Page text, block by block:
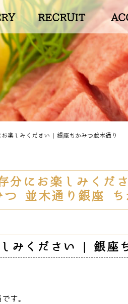
RECRUIT
楽しみください | 銀座ちかみつ並木通り
分にお楽しみく
並木通り銀座 ち
みください | 銀座
す。